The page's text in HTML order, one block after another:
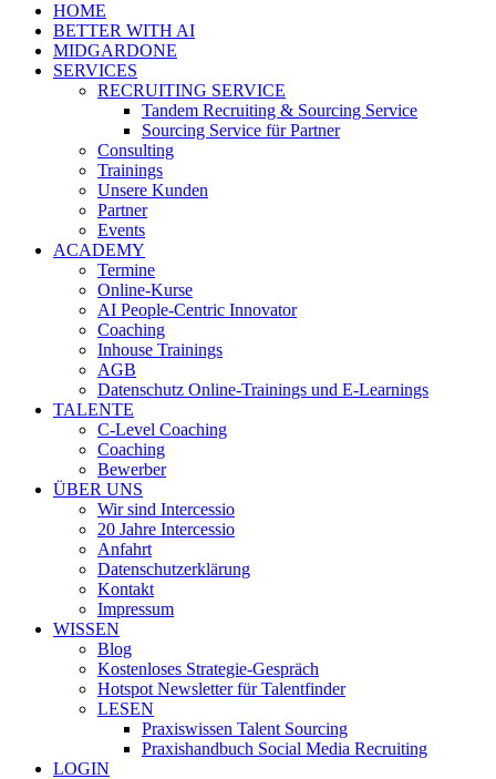
HOME
BETTER WITH AI
MIDGARDONE
SERVICES
RECRUITING SERVICE
Tandem Recruiting & Sourcing Service
Sourcing Service für Partner
Consulting
Trainings
Unsere Kunden
Partner
Events
ACADEMY
Termine
Online-Kurse
AI People-Centric Innovator
Coaching
Inhouse Trainings
AGB
Datenschutz Online-Trainings und E-Learnings
TALENTE
C-Level Coaching
Coaching
Bewerber
ÜBER UNS
Wir sind Intercessio
20 Jahre Intercessio
Anfahrt
Datenschutzerklärung
Kontakt
Impressum
WISSEN
Blog
Kostenloses Strategie-Gespräch
Hotspot Newsletter für Talentfinder
LESEN
Praxiswissen Talent Sourcing
Praxishandbuch Social Media Recruiting
LOGIN